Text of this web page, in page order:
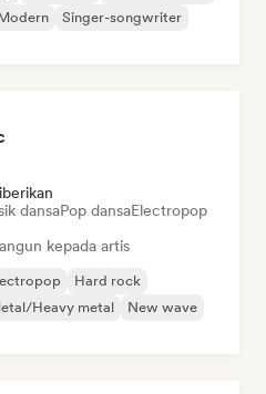
Singer-songwriter
dansaPop dansaElectropop
kepada artis
Hard rock
Heavy metal
New wave